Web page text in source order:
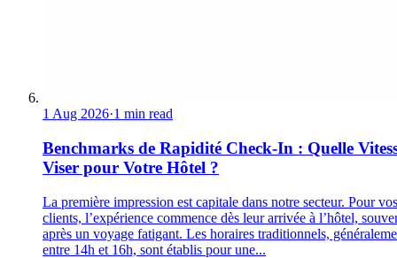
1 Aug 2026·1 min read
Benchmarks de Rapidité Check-In : Quelle
Viser pour Votre Hôtel ?
La première impression est capitale dans notre secteur. Pour vos
clients, l’expérience commence dès leur arrivée à l’hôtel,
après un voyage fatigant. Les horaires traditionnels,
entre 14h et 16h, sont établis pour une...